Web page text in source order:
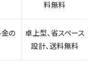
料無料
金の
卓上型、省スペース
設計、送料無料